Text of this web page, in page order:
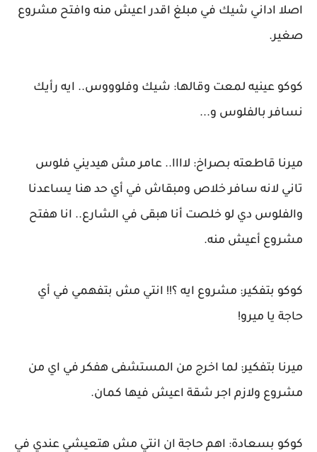
اصلا اداني شيك في مبلغ اقدر اعيش منه وافتح مشروع
صغير.
كوكو عينيه لمعت وقالها: شيك وفلوووس.. ايه رأيك
نسافر بالفلوس و...
ميرنا قاطعته بصراخ: لاااا.. عامر مش هيديني فلوس
تاني لانه سافر خلاص ومبقاش في أي حد هنا يساعدنا
والفلوس دي لو خلصت أنا هبقى في الشارع.. انا هفتح
مشروع أعيش منه.
كوكو بتفكير: مشروع ايه ؟!! انتي مش بتفهمي في أي
حاجة يا ميرو!
ميرنا بتفكير: لما اخرج من المستشفى هفكر في اي من
مشروع ولازم اجر شقة اعيش فيها كمان.
كوكو بسعادة: اهم حاجة ان انتي مش هتعيشي عندي في